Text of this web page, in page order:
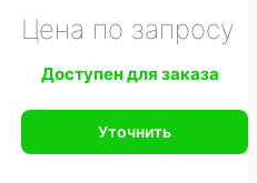
Утепленные
воды
Цена по запросу
Доступен для заказа
Уточнить